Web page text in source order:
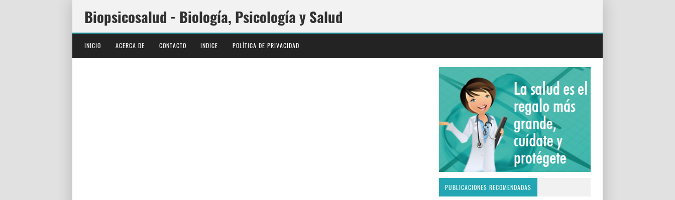
Biopsicosalud - Biología, Psicología y Salud
INICIO ACERCA DE CONTACTO INDICE POLÍTICA DE PRIVACIDAD
PUBLICACIONES RECOMENDADAS